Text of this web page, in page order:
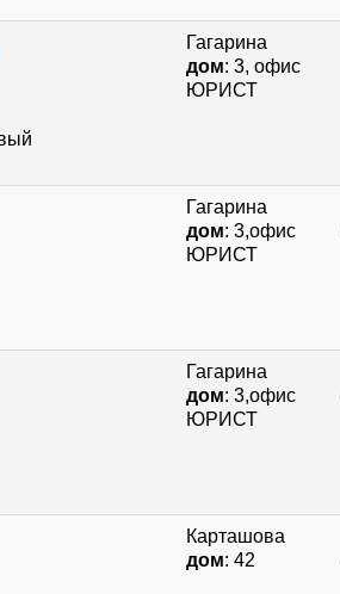
Гагарина
дом: 3, офис
ЮРИСТ
Гагарина
дом: 3,офис
ЮРИСТ
Гагарина
дом: 3,офис
ЮРИСТ
Карташова
дом: 42